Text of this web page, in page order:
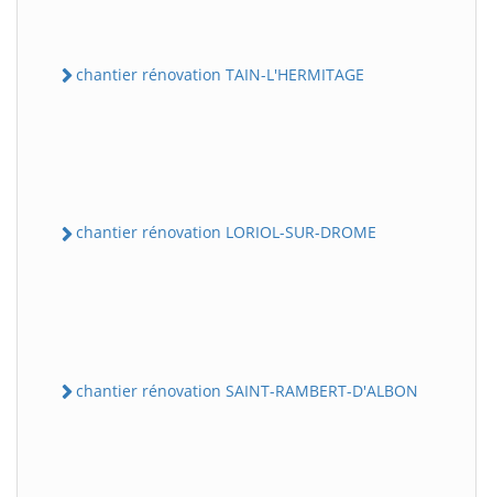
chantier rénovation TAIN-L'HERMITAGE
chantier rénovation LORIOL-SUR-DROME
chantier rénovation SAINT-RAMBERT-D'ALBON